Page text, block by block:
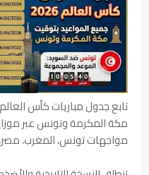
مكة المكرمة وتونس عبر
مواجهات تونس، المغرب، مصر،